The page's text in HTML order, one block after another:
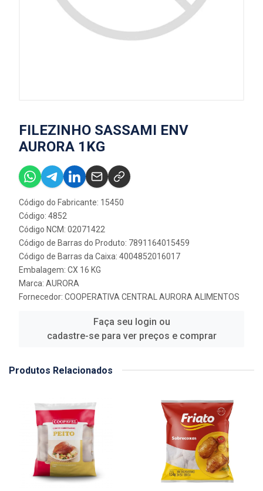
FILEZINHO SASSAMI ENV
AURORA 1KG
Código do Fabricante: 15450
Código: 4852
Código NCM: 02071422
Código de Barras do Produto: 7891164015459
Código de Barras da Caixa: 4004852016017
Embalagem: CX 16 KG
Marca: AURORA
Fornecedor: COOPERATIVA CENTRAL AURORA ALIMENTOS
Faça seu login ou
cadastre-se para ver preços e comprar
Produtos Relacionados